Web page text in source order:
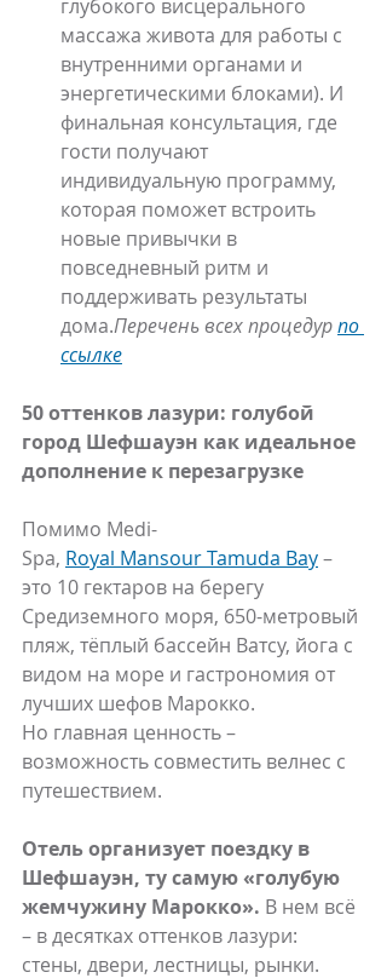
глубокого висцерального
массажа живота для работы с
внутренними органами и
энергетическими блоками). И
финальная консультация, где
гости получают
индивидуальную программу,
которая поможет встроить
новые привычки в
повседневный ритм и
поддерживать результаты
дома.Перечень всех процедур по
ссылке
50 оттенков лазури: голубой
город Шефшауэн как идеальное
дополнение к перезагрузке
Помимо Medi-
Spa, Royal Mansour Tamuda Bay –
это 10 гектаров на берегу
Средиземного моря, 650-метровый
пляж, тёплый бассейн Ватсу, йога с
видом на море и гастрономия от
лучших шефов Марокко.
Но главная ценность –
возможность совместить велнес с
путешествием.
Отель организует поездку в
Шефшауэн, ту самую «голубую
жемчужину Марокко». В нем всё
– в десятках оттенков лазури:
стены, двери, лестницы, рынки.